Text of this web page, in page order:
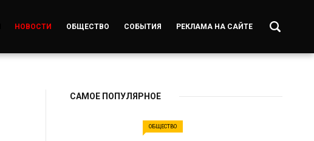
НОВОСТИ ОБЩЕСТВО СОБЫТИЯ РЕКЛАМА НА САЙТЕ
САМОЕ ПОПУЛЯРНОЕ
ОБЩЕСТВО